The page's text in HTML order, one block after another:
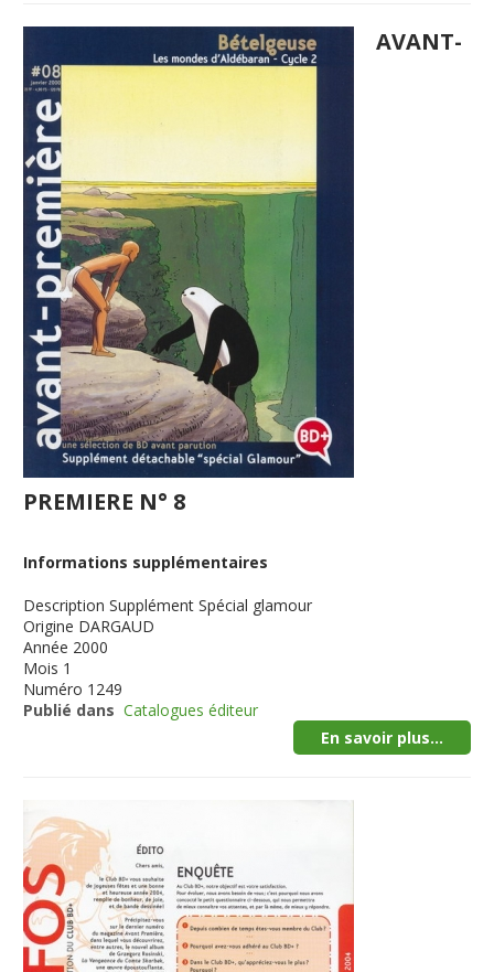
AVANT-
PREMIERE N° 8
Informations supplémentaires
Description Supplément Spécial glamour
Origine DARGAUD
Année 2000
Mois 1
Numéro 1249
Publié dans Catalogues éditeur
En savoir plus...